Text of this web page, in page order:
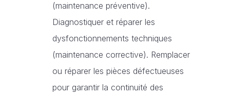
(maintenance préventive).
Diagnostiquer et réparer les
dysfonctionnements techniques
(maintenance corrective). Remplacer
ou réparer les pièces défectueuses
pour garantir la continuité des